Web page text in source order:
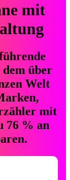
mit
über
Welt
mit
76 % an